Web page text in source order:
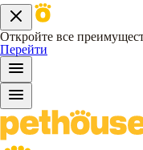
Откройте все
Перейти